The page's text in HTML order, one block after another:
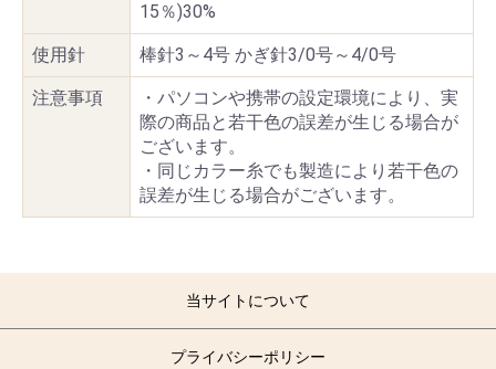
15％)30%
使用針 棒針3～4号 かぎ針3/0号～4/0号
注意事項
・パソコンや携帯の設定環境により、実
際の商品と若干色の誤差が生じる場合が
ございます。
・同じカラー糸でも製造により若干色の
誤差が生じる場合がございます。
当サイトについて
プライバシーポリシー